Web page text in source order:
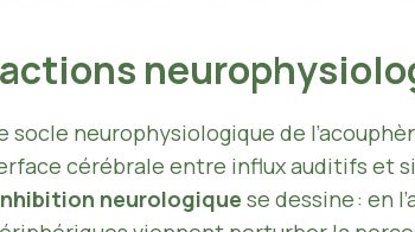
socle neurophysiologique de
cérébrale entre influx auditifs et
neurologique se dessine : en